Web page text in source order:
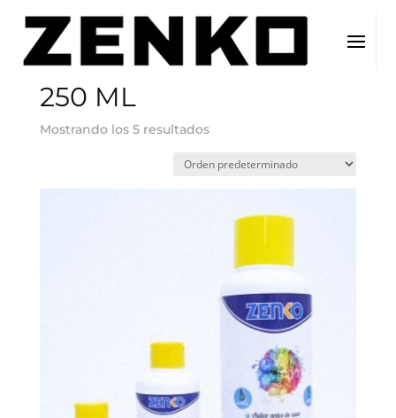
Inicio / Tamaño del producto / 250 ML
250 ML
Mostrando los 5 resultados